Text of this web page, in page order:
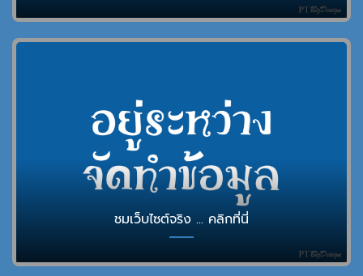
ชมเว็บไซต์จริง ... คลิกที่นี่